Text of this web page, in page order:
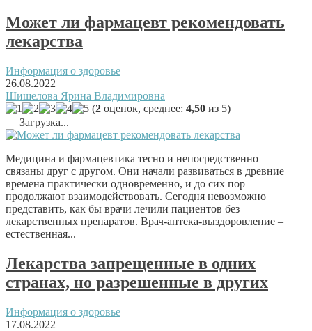
Может ли фармацевт рекомендовать
лекарства
Информация о здоровье
26.08.2022
Шишелова Ярина Владимировна
(2 оценок, среднее: 4,50 из 5)
Загрузка...
Медицина и фармацевтика тесно и непосредственно
связаны друг с другом. Они начали развиваться в древние
времена практически одновременно, и до сих пор
продолжают взаимодействовать. Сегодня невозможно
представить, как бы врачи лечили пациентов без
лекарственных препаратов. Врач-аптека-выздоровление –
естественная...
Лекарства запрещенные в одних
странах, но разрешенные в других
Информация о здоровье
17.08.2022